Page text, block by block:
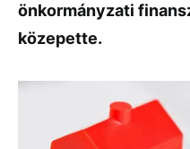
önkormányzati
közepette.